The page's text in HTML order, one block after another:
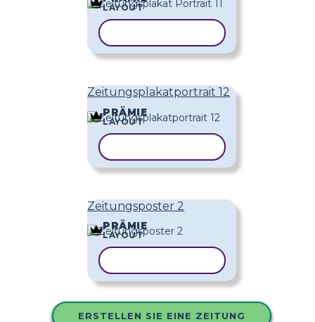
LAYOUT
Zeitungsplakatportrait 12
PRÄMIE
LAYOUT
Zeitungsposter 2
PRÄMIE
LAYOUT
ERSTELLEN SIE EINE ZEITUNG